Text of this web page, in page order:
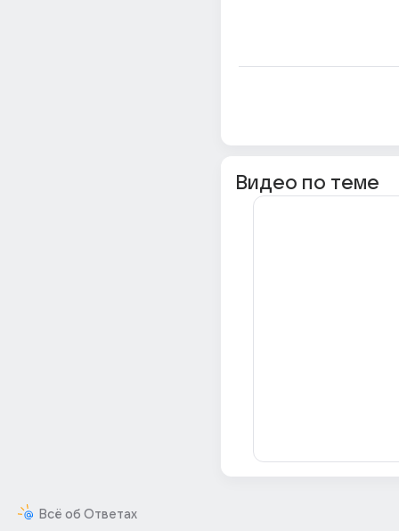
Всё об Ответах
Видео по теме